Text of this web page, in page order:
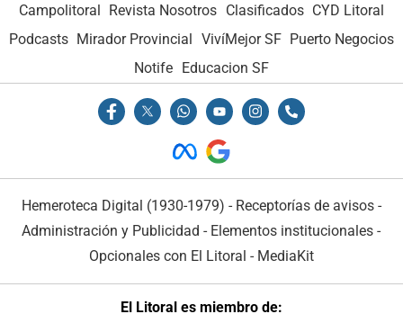
Campolitoral Revista Nosotros Clasificados CYD Litoral
Podcasts Mirador Provincial VivíMejor SF Puerto Negocios
Notife Educacion SF
Hemeroteca Digital (1930-1979) - Receptorías de avisos -
Administración y Publicidad - Elementos institucionales -
Opcionales con El Litoral - MediaKit
El Litoral es miembro de: